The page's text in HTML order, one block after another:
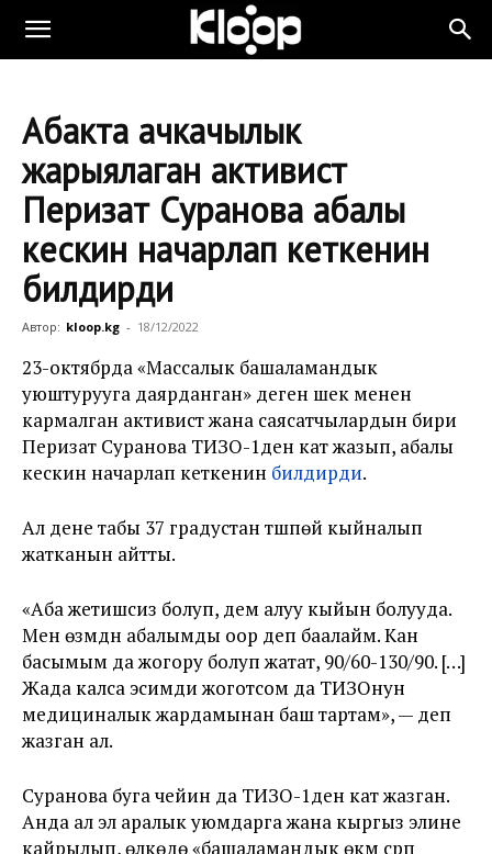
Абакта ачкачылык
жарыялаган активист
Перизат Суранова абалы
кескин начарлап кеткенин
билдирди
Автор: kloop.kg - 18/12/2022
23-октябрда «Массалык башаламандык
уюштурууга даярданган» деген шек менен
кармалган активист жана саясатчылардын бири
Перизат Суранова ТИЗО-1ден кат жазып, абалы
кескин начарлап кеткенин билдирди.
Ал дене табы 37 градустан түшпөй кыйналып
жатканын айтты.
«Аба жетишсиз болуп, дем алуу кыйын болууда.
Мен өзүмдүн абалымды оор деп баалайм. Кан
басымым да жогору болуп жатат, 90/60-130/90. […]
Жада калса эсимди жоготсом да ТИЗОнун
медициналык жардамынан баш тартам», — деп
жазган ал.
Суранова буга чейин да ТИЗО-1ден кат жазган.
Анда ал эл аралык уюмдарга жана кыргыз элине
кайрылып, өлкөдө «башаламандык өкүм сүрүп